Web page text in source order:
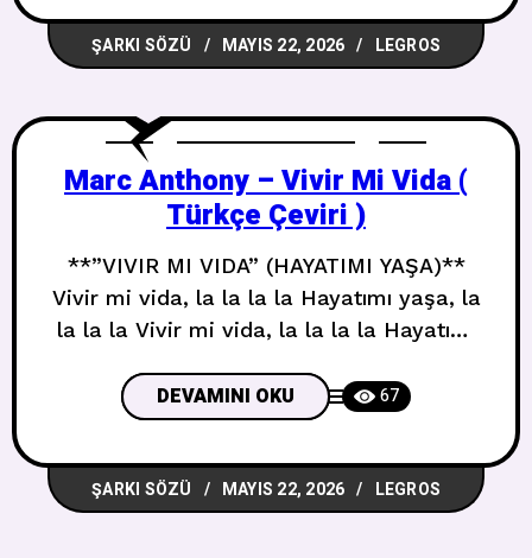
olduğunu söyleyeceğim V srednem,
chelovek v den mozhet vrat do dvukh sot
ŞARKI SÖZÜ MAYIS 22, 2026 LEGROS
Marc Anthony – Vivir Mi Vida (
Türkçe Çeviri )
**”VIVIR MI VIDA” (HAYATIMI YAŞA)**
Vivir mi vida, la la la la Hayatımı yaşa, la
la la la Vivir mi vida, la la la la Hayatımı
(Güleceğim) eğleneceğim Vivir mi vida, la
la la la Hayatımı yaşa, la la la la A veces
llega
DEVAMINI OKU 67
ŞARKI SÖZÜ MAYIS 22, 2026 LEGROS